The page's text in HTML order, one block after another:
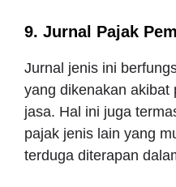
9. Jurnal Pajak
Jurnal jenis ini
yang dikenakan akibat
jasa. Hal ini juga
pajak jenis lain yang
terduga diterapan